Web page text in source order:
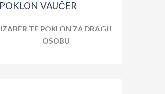
POKLON VAUČER
IZABERITE POKLON ZA DRAGU
OSOBU